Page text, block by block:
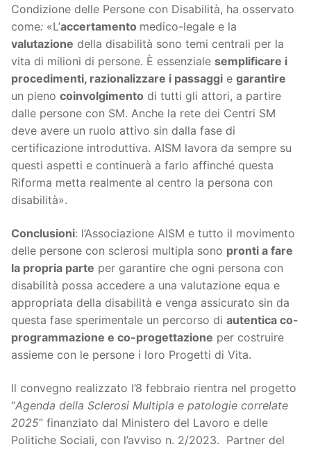
Condizione delle Persone con Disabilità, ha osservato
come: «L’accertamento medico-legale e la
valutazione della disabilità sono temi centrali per la
vita di milioni di persone. È essenziale semplificare i
procedimenti, razionalizzare i passaggi e garantire
un pieno coinvolgimento di tutti gli attori, a partire
dalle persone con SM. Anche la rete dei Centri SM
deve avere un ruolo attivo sin dalla fase di
certificazione introduttiva. AISM lavora da sempre su
questi aspetti e continuerà a farlo affinché questa
Riforma metta realmente al centro la persona con
disabilità».
Conclusioni: l’Associazione AISM e tutto il movimento
delle persone con sclerosi multipla sono pronti a fare
la propria parte per garantire che ogni persona con
disabilità possa accedere a una valutazione equa e
appropriata della disabilità e venga assicurato sin da
questa fase sperimentale un percorso di autentica co-
programmazione e co-progettazione per costruire
assieme con le persone i loro Progetti di Vita.
Il convegno realizzato l’8 febbraio rientra nel progetto
“Agenda della Sclerosi Multipla e patologie correlate
2025” finanziato dal Ministero del Lavoro e delle
Politiche Sociali, con l’avviso n. 2/2023. Partner del